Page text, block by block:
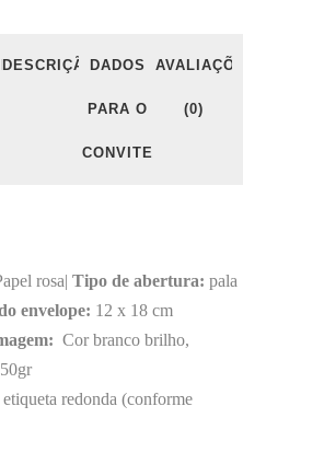
DESCRIÇÃODADOS
PARA O
CONVITE
AVALIAÇÕES
(0)
rosa| Tipo de abertura: pala
envelope: 12 x 18 cm
Cor branco brilho,
etiqueta redonda (conforme